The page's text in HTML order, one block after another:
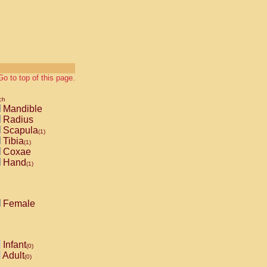
to top of this page.
Mandible
Radius
Scapula(1)
Tibia(1)
Coxae
Hand(1)
Female
Infant(0)
Adult(0)